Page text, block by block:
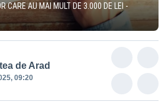
CARE AU MAI MULT DE 3.000 DE LEI -
de Arad
09:20